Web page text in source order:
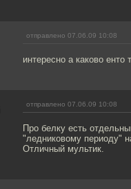
отправлено 07.06.09 10:08
интересно а каково енто
отправлено 07.06.09 10:08
Про белку есть
"ледниковому периоду"
Отличный мультик.